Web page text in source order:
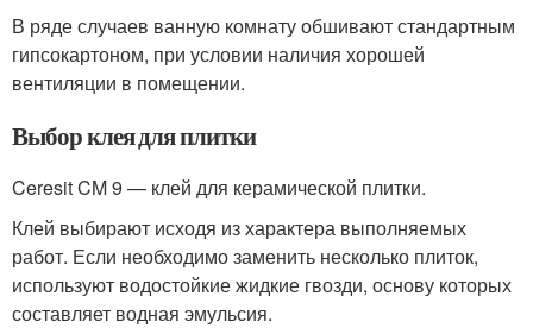
В ряде случаев ванную комнату обшивают стандартным
гипсокартоном, при условии наличия хорошей
вентиляции в помещении.
Выбор клея для плитки
Ceresit CM 9 — клей для керамической плитки.
Клей выбирают исходя из характера выполняемых
работ. Если необходимо заменить несколько плиток,
используют водостойкие жидкие гвозди, основу которых
составляет водная эмульсия.